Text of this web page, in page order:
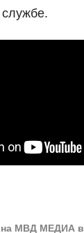
на МВД МЕДИА в